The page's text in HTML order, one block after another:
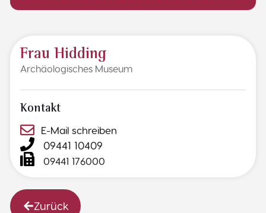
Frau Hidding
Archäologisches Museum
Kontakt
E-Mail schreiben
09441 10409
09441 176000
Zurück